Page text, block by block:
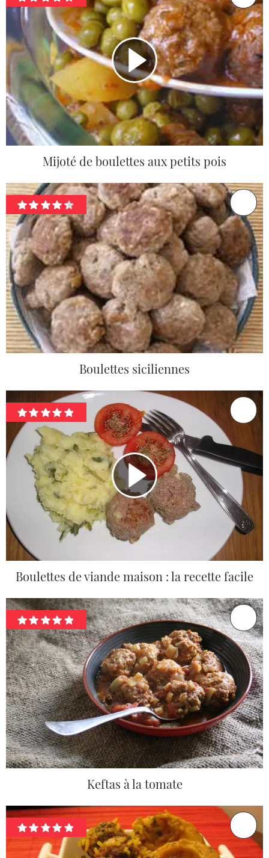
Mijoté de boulettes aux petits pois
Boulettes siciliennes
Boulettes de viande maison : la recette facile
Keftas à la tomate